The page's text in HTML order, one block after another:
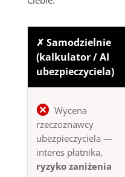
✗ Samodzielnie
(kalkulator / AI
ubezpieczyciela)
Wycena
rzeczoznawcy
ubezpieczyciela —
interes płatnika,
ryzyko zaniżenia